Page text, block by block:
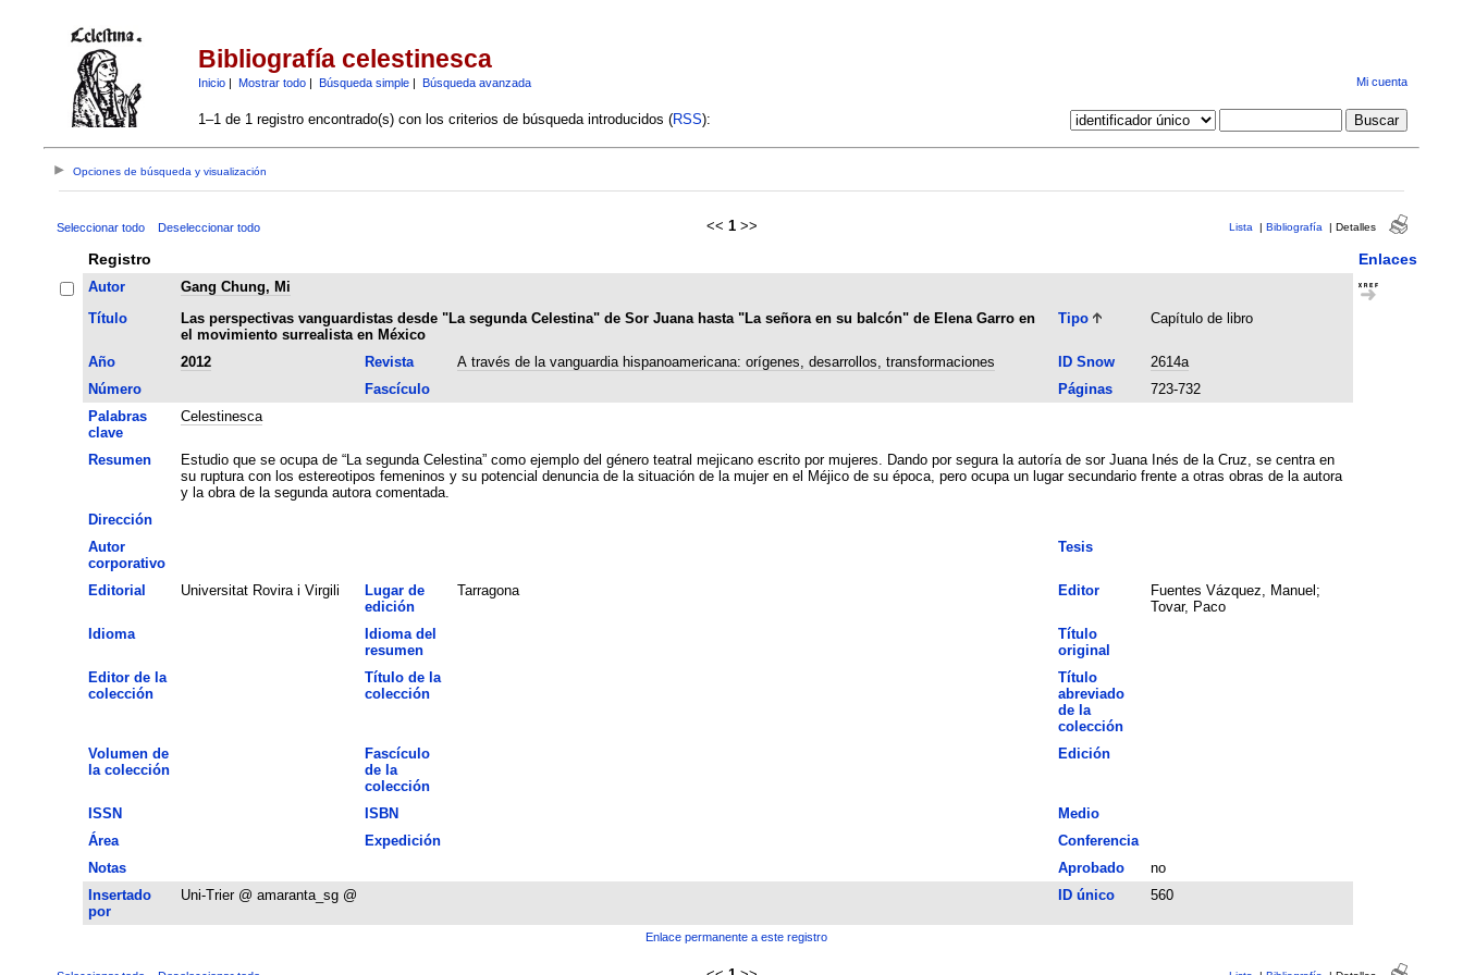
Bibliografía celestinesca
Inicio| Mostrar todo| Búsqueda simple| Búsqueda avanzada Mi cuenta
1–1 de 1 registro encontrado(s) con los criterios de búsqueda introducidos (RSS):
Opciones de búsqueda y visualización
Seleccionar todo Deseleccionar todo << 1 >> Lista | Bibliografía | Detalles
Registro Enlaces
Autor
Gang Chung, Mi
Título
Las perspectivas vanguardistas desde "La segunda Celestina" de Sor Juana hasta "La señora en su balcón" de Elena Garro en
el movimiento surrealista en México
Tipo Capítulo de libro
Año 2012 Revista A través de la vanguardia hispanoamericana: orígenes, desarrollos, transformaciones ID Snow
2614a
Número
Fascículo Páginas
723-732
Palabras
clave
Celestinesca
Resumen
Estudio que se ocupa de “La segunda Celestina” como ejemplo del género teatral mejicano escrito por mujeres. Dando por segura la autoría de sor Juana Inés de la Cruz, se centra en
su ruptura con los estereotipos femeninos y su potencial denuncia de la situación de la mujer en el Méjico de su época, pero ocupa un lugar secundario frente a otras obras de la autora
y la obra de la segunda autora comentada.
Dirección
Autor
corporativo
Tesis
Editorial Universitat Rovira i Virgili
Lugar de
edición
Tarragona Editor
Fuentes Vázquez, Manuel;
Tovar, Paco
Idioma
Idioma del
resumen
Título
original
Editor de la
colección
Título de la
colección
Título
abreviado
de la
colección
Volumen de
la colección
Fascículo
de la
colección
Edición
ISSN ISBN
Medio
Área
Expedición
Conferencia
Notas
Aprobado
no
Insertado
por
Uni-Trier @ amaranta_sg @ ID único 560
Enlace permanente a este registro